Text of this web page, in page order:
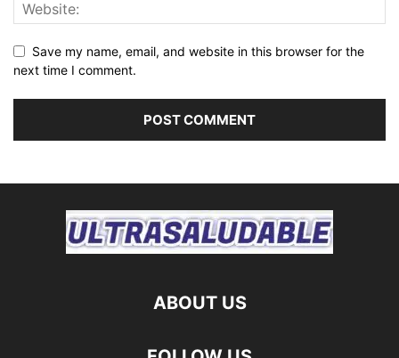
Save my name, email, and website in this browser for the
next time I comment.
ABOUT US